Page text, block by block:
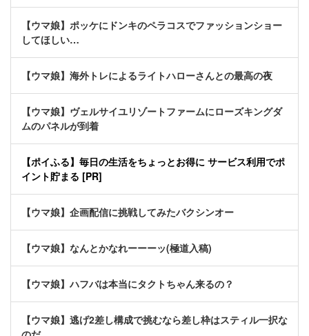
【ウマ娘】ポッケにドンキのペラコスでファッションショー
してほしい…
【ウマ娘】海外トレによるライトハローさんとの最高の夜
【ウマ娘】ヴェルサイユリゾートファームにローズキングダ
ムのパネルが到着
【ポイふる】毎日の生活をちょっとお得に サービス利用でポ
イント貯まる [PR]
【ウマ娘】企画配信に挑戦してみたバクシンオー
【ウマ娘】なんとかなれーーーッ(極道入稿)
【ウマ娘】ハフバは本当にタクトちゃん来るの？
【ウマ娘】逃げ2差し構成で挑むなら差し枠はスティル一択な